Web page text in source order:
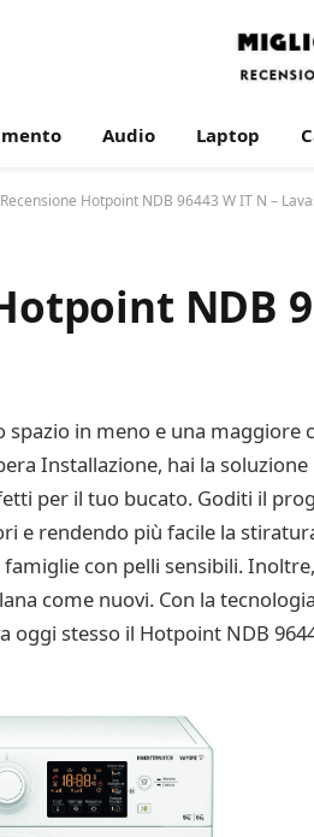
Audio Laptop
Recensione Hotpoint NDB 96443 W IT N –
NDB
in meno e una maggiore
Installazione, hai la
per il tuo bucato. Goditi il
e rendendo più facile la
con pelli sensibili.
come nuovi. Con la
oggi stesso il Hotpoint NDB